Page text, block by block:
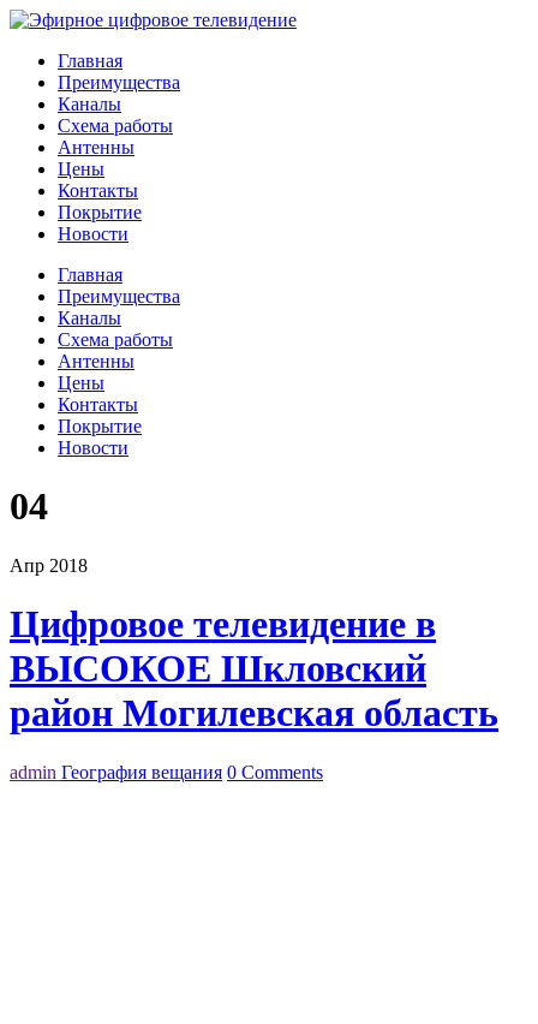
Главная
Преимущества
Каналы
Схема работы
Антенны
Цены
Контакты
Покрытие
Новости
Главная
Преимущества
Каналы
Схема работы
Антенны
Цены
Контакты
Покрытие
Новости
04
Апр 2018
Цифровое телевидение в
ВЫСОКОЕ Шкловский
район Могилевская область
admin География вещания 0 Comments